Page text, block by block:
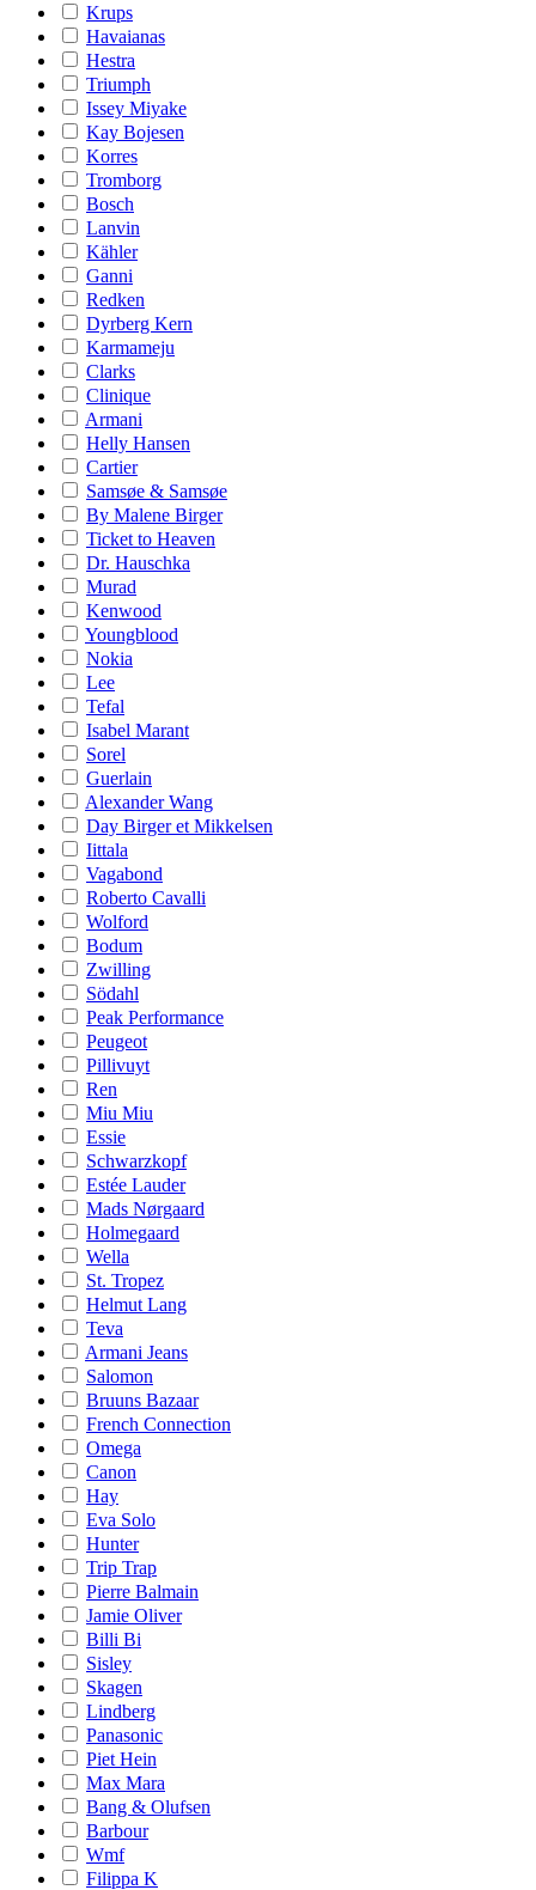
Krups
Havaianas
Hestra
Triumph
Issey Miyake
Kay Bojesen
Korres
Tromborg
Bosch
Lanvin
Kähler
Ganni
Redken
Dyrberg Kern
Karmameju
Clarks
Clinique
Armani
Helly Hansen
Cartier
Samsøe & Samsøe
By Malene Birger
Ticket to Heaven
Dr. Hauschka
Murad
Kenwood
Youngblood
Nokia
Lee
Tefal
Isabel Marant
Sorel
Guerlain
Alexander Wang
Day Birger et Mikkelsen
Iittala
Vagabond
Roberto Cavalli
Wolford
Bodum
Zwilling
Södahl
Peak Performance
Peugeot
Pillivuyt
Ren
Miu Miu
Essie
Schwarzkopf
Estée Lauder
Mads Nørgaard
Holmegaard
Wella
St. Tropez
Helmut Lang
Teva
Armani Jeans
Salomon
Bruuns Bazaar
French Connection
Omega
Canon
Hay
Eva Solo
Hunter
Trip Trap
Pierre Balmain
Jamie Oliver
Billi Bi
Sisley
Skagen
Lindberg
Panasonic
Piet Hein
Max Mara
Bang & Olufsen
Barbour
Wmf
Filippa K